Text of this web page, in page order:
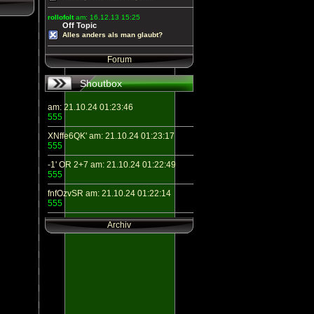
rollofoltam: 16.12.13 15:25
Off Topic
Alles anders als man glaubt?
Forum
Shoutbox
am: 21.10.24 01:23:46
555
XNffe6QK' am: 21.10.24 01:23:17
555
-1' OR 2+7 am: 21.10.24 01:22:49
555
fnfOzvSR am: 21.10.24 01:22:14
555
Archiv